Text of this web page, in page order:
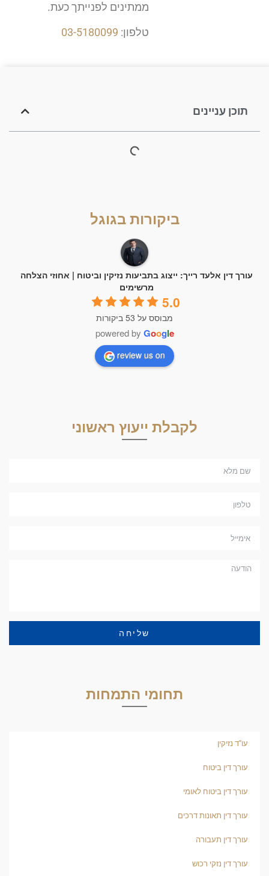
ממתינים לפנייתך כעת.
טלפון: 03-5180099
תוכן עניינים
ביקורות בגוגל
עורך דין אלעד רייך: ייצוג בתביעות נזיקין וביטוח | אחוזי הצלחה
מרשימים
5.0
מבוסס על 53 ביקורות
powered by Google
review us on
לקבלת ייעוץ ראשוני
שליחה
תחומי התמחות
עו"ד נזיקין
עורך דין ביטוח
עורך דין ביטוח לאומי
עורך דין תאונות דרכים
עורך דין תעבורה
עורך דין נזקי רכוש